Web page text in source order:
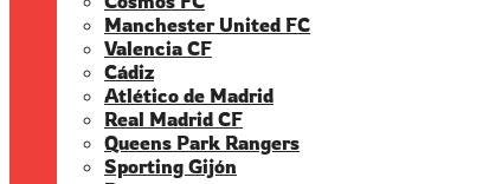
Manchester United FC
Valencia CF
Cádiz
Atlético de Madrid
Real Madrid CF
Queens Park Rangers
Sporting Gijón